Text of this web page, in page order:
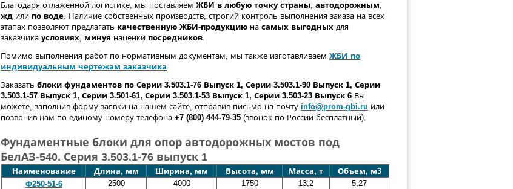
Благодаря отлаженной логистике, мы поставляем ЖБИ в любую точку страны, автодорожным,
жд или по воде. Наличие собственных производств, строгий контроль выполнения заказа на всех
этапах позволяют предлагать качественную ЖБИ-продукцию на самых выгодных для
заказчика условиях, минуя наценки посредников.
Помимо выполнения работ по нормативным документам, мы также изготавливаем ЖБИ по
индивидуальным чертежам заказчика.
Заказать блоки фундаментов по Серии 3.503.1-76 Выпуск 1, Серии 3.503.1-90 Выпуск 1, Серии
3.503.1-57 Выпуск 1, Серии 3.501-61, Серии 3.503.1-53 Выпуск 1, Серии 3.503-23 Выпуск 6 Вы
можете, заполнив форму заявки на нашем сайте, отправив письмо на почту info@prom-gbi.ru или
позвонив нам по единому номеру телефона +7 (800) 444-79-35 (звонок по России бесплатный).
Фундаментные блоки для опор автодорожных мостов под
БелАЗ-540. Серия 3.503.1-76 выпуск 1
Наименование Длина, мм Ширина, мм Высота, мм Масса, т
Объем, м3
Ф250-51-6
2500 4000 1750 13,2
5,27